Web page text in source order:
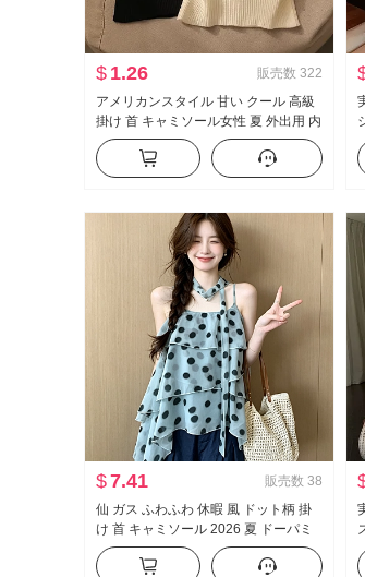
$ 1.26 販売数 322
アメリカンスタイル 甘い クール 高級
掛け 首 キャミソール女性 夏 外出用 内
かける インナーシャツ セクシースタ
イル ニット ベアトップ トップス
$7.41 販売数 38
仙 ガス ふわふわ 休暇 風 ドット柄 掛
け 首 キャミソール 2026 夏 ドーパミ
ン ケーキ ポンポン ベビーシャツ トッ
プス
ル